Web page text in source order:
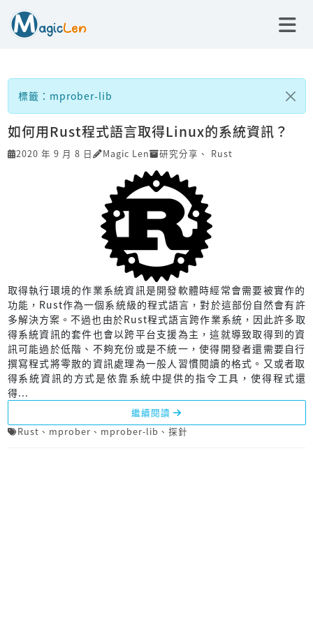
標籤：mprober-lib
如何用Rust程式語言取得Linux的系統資訊？
2020 年 9 月 8 日 Magic Len 研究分享 、 Rust
取得執行環境的作業系統資訊是開發軟體時經常會需要被實作的
功能，Rust作為一個系統級的程式語言，對於這部份自然會有許
多解決方案。不過也由於Rust程式語言跨作業系統，因此許多取
得系統資訊的套件也會以跨平台支援為主，這就導致取得到的資
訊可能過於低階、不夠充份或是不統一，使得開發者還需要自行
撰寫程式將零散的資訊處理為一般人習慣閱讀的格式。又或者取
得系統資訊的方式是依靠系統中提供的指令工具，使得程式還
得...
繼續閱讀
Rust 、 mprober 、 mprober-lib 、 探針